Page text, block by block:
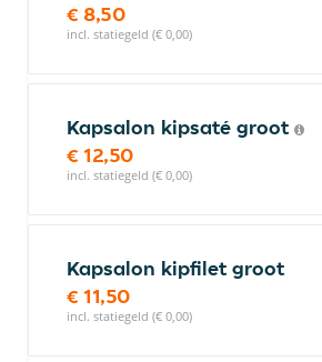
€ 8,50
incl. statiegeld (€ 0,00)
Kapsalon kipsaté groot
€ 12,50
incl. statiegeld (€ 0,00)
Kapsalon kipfilet groot
€ 11,50
incl. statiegeld (€ 0,00)